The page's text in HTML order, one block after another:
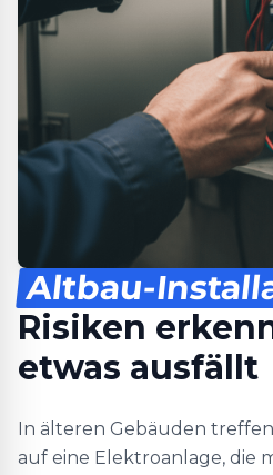
Altbau-
Risiken
etwas ausfällt
In älteren Gebäuden
auf eine Elektroanlage, die